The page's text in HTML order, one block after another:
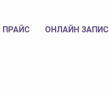
ПРАЙС ОНЛАЙН ЗАПИС